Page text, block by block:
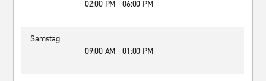
02:00 PM - 06:00 PM
Samstag
09:00 AM - 01:00 PM